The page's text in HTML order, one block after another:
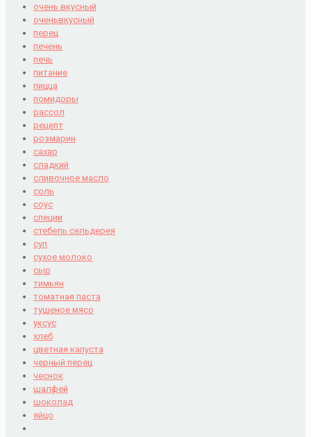
очень вкусный
оченьвкусный
перец
печень
печь
питание
пицца
помидоры
рассол
рецепт
розмарин
сахар
сладкий
сливочное масло
соль
соус
специи
стебель сельдерея
суп
сухое молоко
сыр
тимьян
томатная паста
тушеное мясо
уксус
хлеб
цветная капуста
черный перец
чеснок
шалфей
шоколад
яйцо